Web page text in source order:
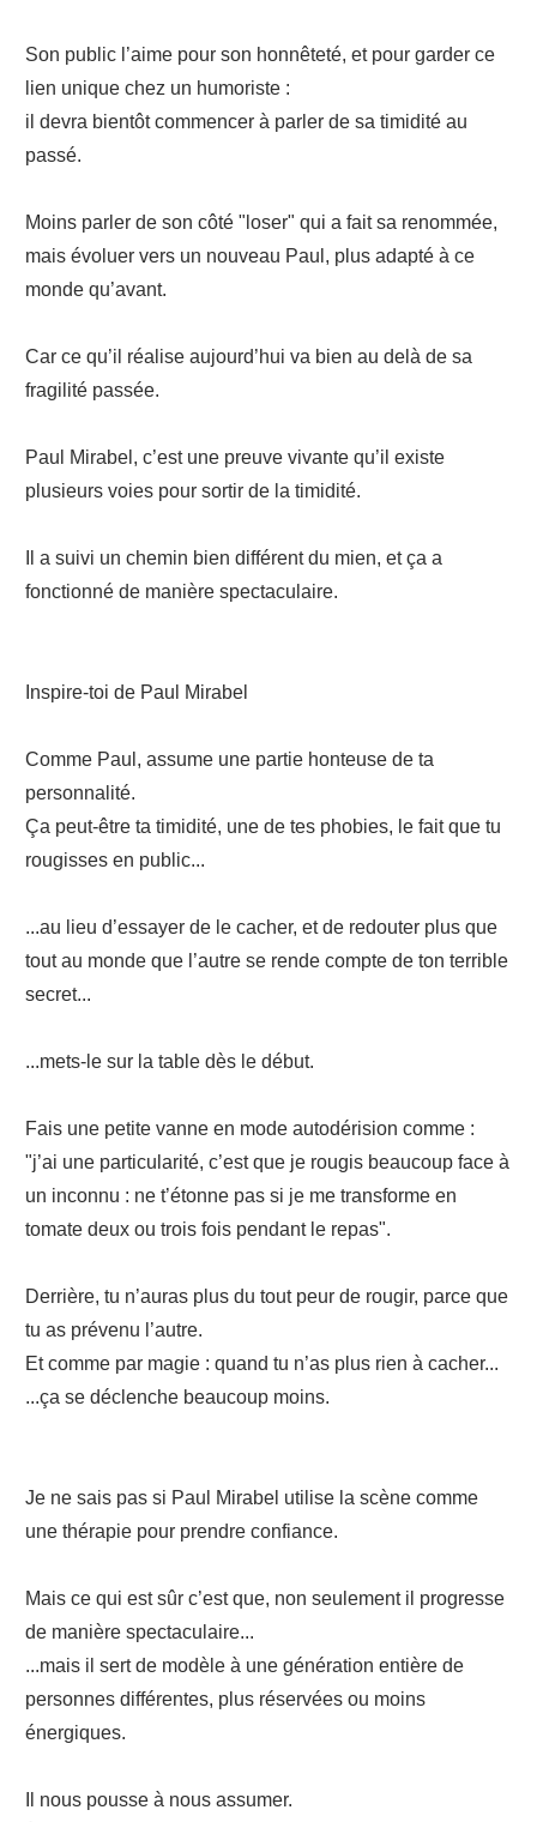
Son public l’aime pour son honnêteté, et pour garder ce
lien unique chez un humoriste :
il devra bientôt commencer à parler de sa timidité au
passé.
Moins parler de son côté "loser" qui a fait sa renommée,
mais évoluer vers un nouveau Paul, plus adapté à ce
monde qu’avant.
Car ce qu’il réalise aujourd’hui va bien au delà de sa
fragilité passée.
Paul Mirabel, c’est une preuve vivante qu’il existe
plusieurs voies pour sortir de la timidité.
Il a suivi un chemin bien différent du mien, et ça a
fonctionné de manière spectaculaire.
Inspire-toi de Paul Mirabel
Comme Paul, assume une partie honteuse de ta
personnalité.
Ça peut-être ta timidité, une de tes phobies, le fait que tu
rougisses en public...
...au lieu d’essayer de le cacher, et de redouter plus que
tout au monde que l’autre se rende compte de ton terrible
secret...
...mets-le sur la table dès le début.
Fais une petite vanne en mode autodérision comme :
"j’ai une particularité, c’est que je rougis beaucoup face à
un inconnu : ne t’étonne pas si je me transforme en
tomate deux ou trois fois pendant le repas".
Derrière, tu n’auras plus du tout peur de rougir, parce que
tu as prévenu l’autre.
Et comme par magie : quand tu n’as plus rien à cacher...
...ça se déclenche beaucoup moins.
Je ne sais pas si Paul Mirabel utilise la scène comme
une thérapie pour prendre confiance.
Mais ce qui est sûr c’est que, non seulement il progresse
de manière spectaculaire...
...mais il sert de modèle à une génération entière de
personnes différentes, plus réservées ou moins
énergiques.
Il nous pousse à nous assumer.